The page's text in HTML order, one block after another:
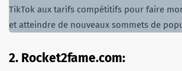
TikTok aux tarifs compétitifs pour faire
et atteindre de nouveaux sommets de
2. Rocket2fame.com: